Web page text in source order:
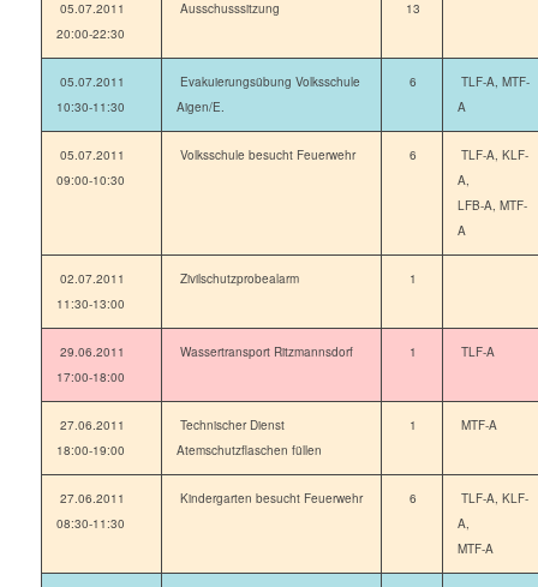
05.07.2011
20:00-22:30
Ausschusssitzung 13
05.07.2011
10:30-11:30
Evakuierungsübung Volksschule
Aigen/E.
6
TLF-A, MTF-
A
05.07.2011
09:00-10:30
Volksschule besucht Feuerwehr 6
TLF-A, KLF-
A,
LFB-A, MTF-
A
02.07.2011
11:30-13:00
Zivilschutzprobealarm 1
29.06.2011
17:00-18:00
Wassertransport Ritzmannsdorf 1 TLF-A
27.06.2011
18:00-19:00
Technischer Dienst
Atemschutzflaschen füllen
1 MTF-A
27.06.2011
08:30-11:30
Kindergarten besucht Feuerwehr 6
TLF-A, KLF-
A,
MTF-A